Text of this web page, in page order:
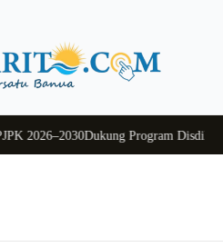
Dukung Program Disdikbud